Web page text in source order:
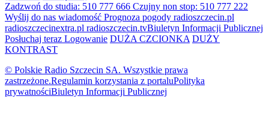
Zadzwoń do studia: 510 777 666 Czujny non stop: 510 777 222
Wyślij do nas wiadomość Prognoza pogody radioszczecin.pl
radioszczecinextra.pl radioszczecin.tvBiuletyn Informacji Publicznej
Posłuchaj teraz Logowanie DUŻA CZCIONKA DUŻY
KONTRAST
© Polskie Radio Szczecin SA. Wszystkie prawa
zastrzeżone.Regulamin korzystania z portaluPolityka
prywatnościBiuletyn Informacji Publicznej